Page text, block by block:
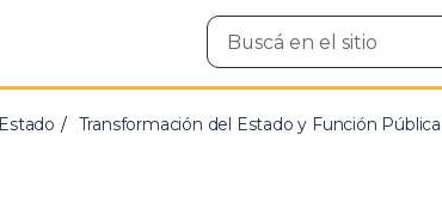
Buscar
en
Transformación del Estado y Función Pública